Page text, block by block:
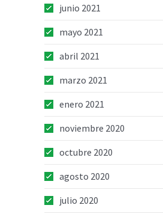
junio 2021
mayo 2021
abril 2021
marzo 2021
enero 2021
noviembre 2020
octubre 2020
agosto 2020
julio 2020